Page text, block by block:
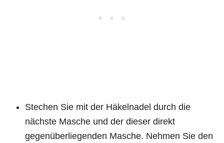
Stechen Sie mit der Häkelnadel durch die
nächste Masche und der dieser direkt
gegenüberliegenden Masche. Nehmen Sie den